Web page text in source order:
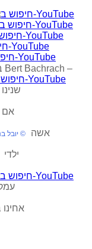
Bert Bachrach –
12.
13.
14. אשה © יובל
15. ילדי
17.
18.